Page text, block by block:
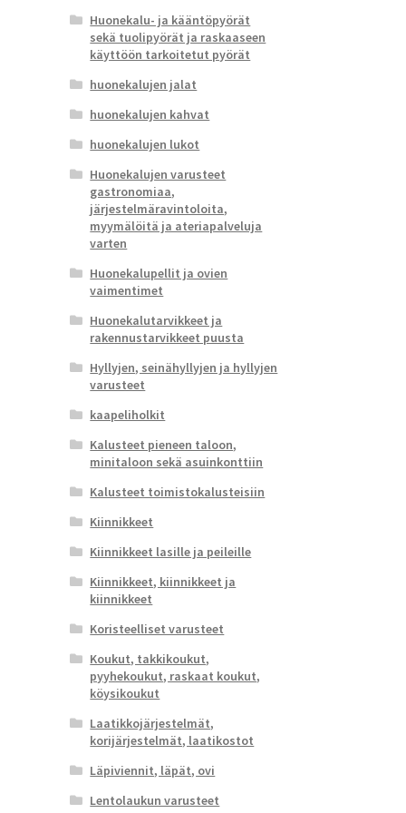
Huonekalu- ja kääntöpyörät
sekä tuolipyörät ja raskaaseen
käyttöön tarkoitetut pyörät
huonekalujen jalat
huonekalujen kahvat
huonekalujen lukot
Huonekalujen varusteet
gastronomiaa,
järjestelmäravintoloita,
myymälöitä ja ateriapalveluja
varten
Huonekalupellit ja ovien
vaimentimet
Huonekalutarvikkeet ja
rakennustarvikkeet puusta
Hyllyjen, seinähyllyjen ja hyllyjen
varusteet
kaapeliholkit
Kalusteet pieneen taloon,
minitaloon sekä asuinkonttiin
Kalusteet toimistokalusteisiin
Kiinnikkeet
Kiinnikkeet lasille ja peileille
Kiinnikkeet, kiinnikkeet ja
kiinnikkeet
Koristeelliset varusteet
Koukut, takkikoukut,
pyyhekoukut, raskaat koukut,
köysikoukut
Laatikkojärjestelmät,
korijärjestelmät, laatikostot
Läpiviennit, läpät, ovi
Lentolaukun varusteet